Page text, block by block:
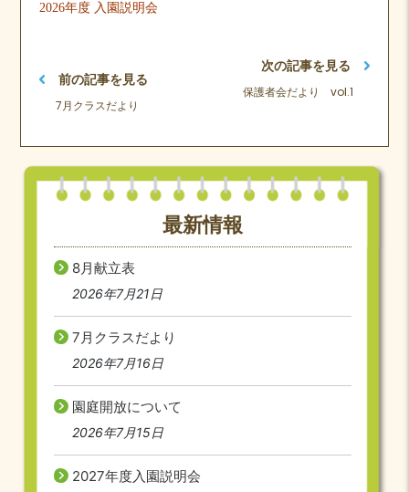
2026年度 入園説明会
前の記事を見る
7月クラスだより
次の記事を見る
保護者会だより vol.1
最新情報
8月献立表
2026年7月21日
7月クラスだより
2026年7月16日
園庭開放について
2026年7月15日
2027年度入園説明会